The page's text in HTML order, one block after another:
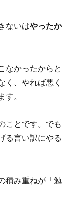
ないはやったか
なかったからと
く、やれば悪く
。
ことです。でも
る言い訳にやる
積み重ねが「勉